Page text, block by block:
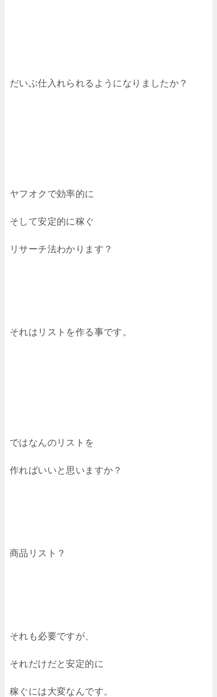
だいぶ仕入れられるようになりましたか？
ヤフオクで効率的に
そして安定的に稼ぐ
リサーチ法わかります？
それはリストを作る事です。
ではなんのリストを
作ればいいと思いますか？
商品リスト？
それも必要ですが、
それだけだと安定的に
稼ぐには大変なんです。